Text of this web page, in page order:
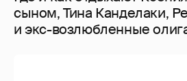
сыном, Тина Канделаки,
и экс-возлюбленные